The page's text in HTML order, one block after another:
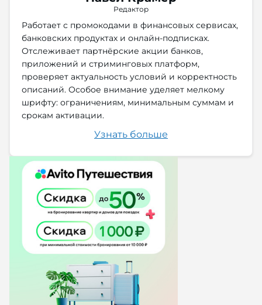
Редактор
Работает с промокодами в финансовых сервисах,
банковских продуктах и онлайн-подписках.
Отслеживает партнёрские акции банков,
приложений и стриминговых платформ,
проверяет актуальность условий и корректность
описаний. Особое внимание уделяет мелкому
шрифту: ограничениям, минимальным суммам и
срокам активации.
Узнать больше